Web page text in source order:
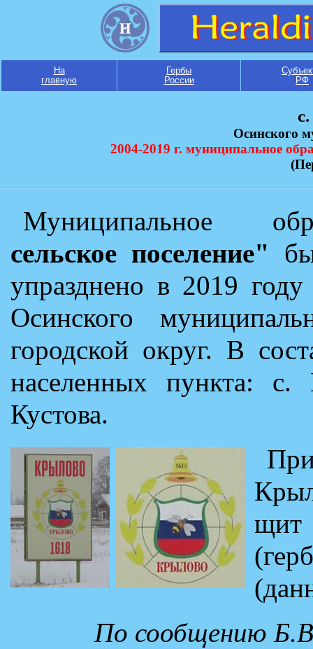
На
главную
Гербы
России
РФ
Осинского
2004-2019 г. муниципальное
Муниципальное
сельское поселение"
упразднено в 2019
Осинского
городской округ. В
населенных пункта:
Кустова.
щит
По сообщению